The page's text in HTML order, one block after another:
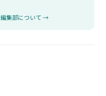
編集部について →